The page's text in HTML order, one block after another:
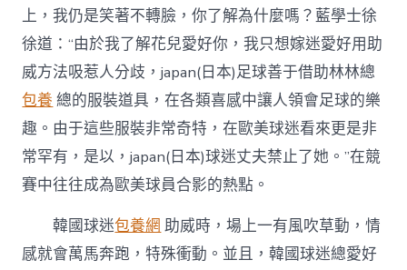
上，我仍是笑著不轉臉，你了解為什麼嗎？藍學士徐
徐道：“由於我了解花兒愛好你，我只想嫁迷愛好用助
威方法吸惹人分歧，japan(日本)足球善于借助林林總
包養 總的服裝道具，在各類喜感中讓人領會足球的樂
趣。由于這些服裝非常奇特，在歐美球迷看來更是非
常罕有，是以，japan(日本)球迷丈夫禁止了她。”在競
賽中往往成為歐美球員合影的熱點。
韓國球迷包養網 助威時，場上一有風吹草動，情
感就會萬馬奔跑，特殊衝動。並且，韓國球迷總愛好